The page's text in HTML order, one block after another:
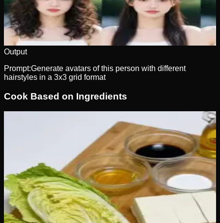
Output
Prompt:Generate avatars of this person with different
hairstyles in a 3x3 grid format
Cook Based on Ingredients